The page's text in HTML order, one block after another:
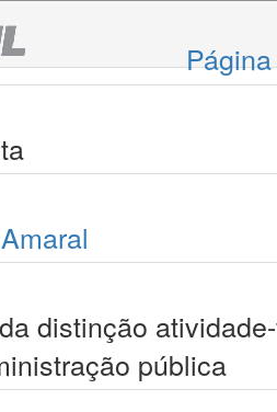
distinção
pública